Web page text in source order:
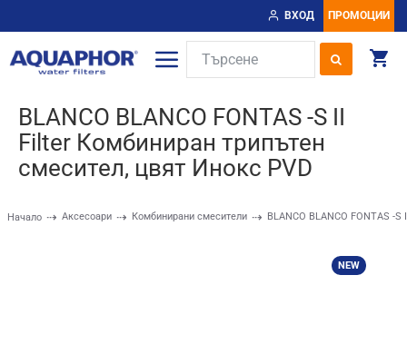
ВХОД ПРОМОЦИИ
Начало Аксесоари Комбинирани смесители BLANCO BLANCO FONTAS -
BLANCO BLANCO FONTAS -S II
Filter Комбиниран трипътен
смесител, цвят Инокс PVD
NEW